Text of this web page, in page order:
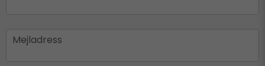
email
Mejladress